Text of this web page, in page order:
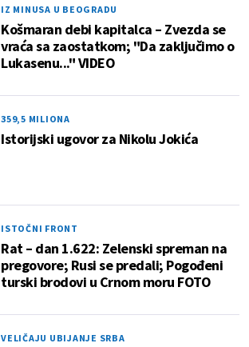
IZ MINUSA U BEOGRADU
Košmaran debi kapitalca – Zvezda se
vraća sa zaostatkom; "Da zaključimo o
Lukasenu..." VIDEO
359,5 MILIONA
Istorijski ugovor za Nikolu Jokića
ISTOČNI FRONT
Rat – dan 1.622: Zelenski spreman na
pregovore; Rusi se predali; Pogođeni
turski brodovi u Crnom moru FOTO
VELIČAJU UBIJANJE SRBA